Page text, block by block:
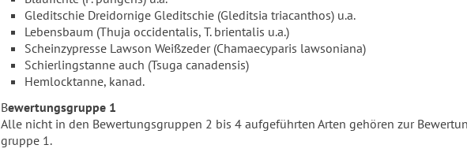
Gleditschie Dreidornige Gleditschie (Gleditsia triacanthos) u.a.
Lebensbaum (Thuja occidentalis, T. brientalis u.a.)
Scheinzypresse Lawson Weißzeder (Chamaecyparis lawsoniana)
Schierlingstanne auch (Tsuga canadensis)
Hemlocktanne, kanad.
Bewertungsgruppe 1
Alle nicht in den Bewertungsgruppen 2 bis 4 aufgeführten Arten gehören zur
gruppe 1.